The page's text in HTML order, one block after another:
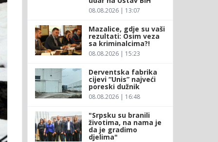
08.08.2026 | 13:07
Mazalice, gdje su vaši
rezultati: Osim veza
sa kriminalcima?!
08.08.2026 | 15:23
Derventska fabrika
cijevi “Unis” najveći
poreski dužnik
08.08.2026 | 16:48
"Srpsku su branili
životima, na nama je
da je gradimo
djelima"